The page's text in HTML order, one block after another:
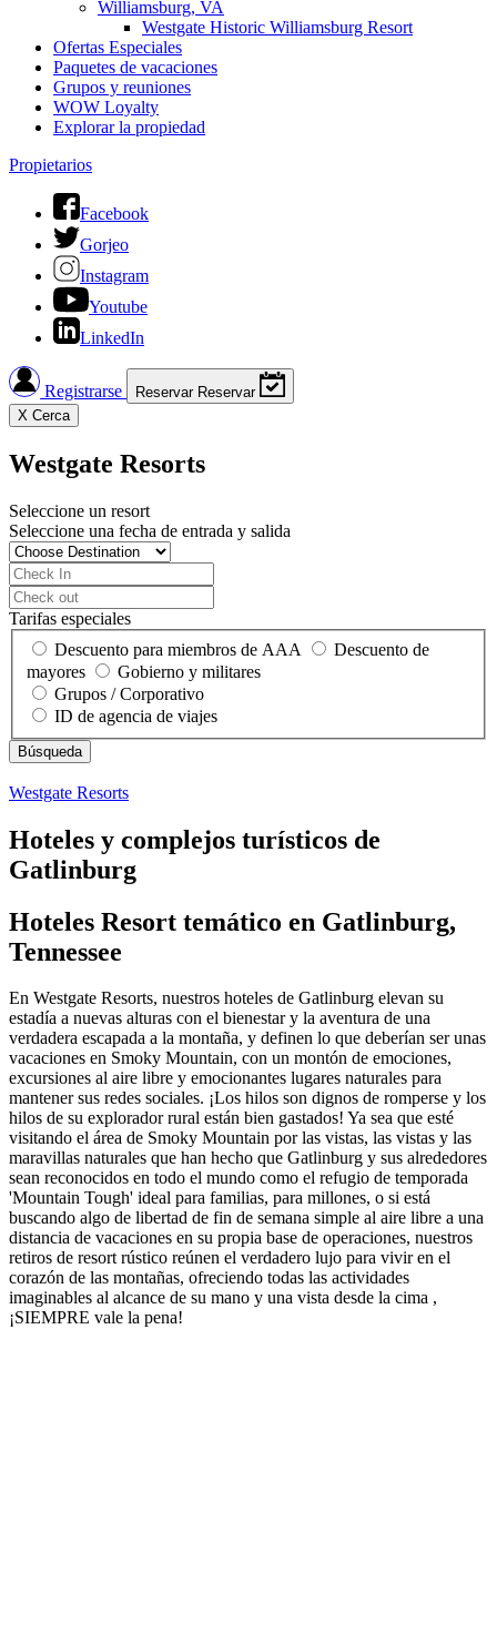
Williamsburg, VA
Westgate Historic Williamsburg Resort
Ofertas Especiales
Paquetes de vacaciones
Grupos y reuniones
WOW Loyalty
Explorar la propiedad
Propietarios
Facebook
Gorjeo
Instagram
Youtube
LinkedIn
Registrarse Reservar Reservar
X Cerca
Westgate Resorts
Seleccione un resort
Seleccione una fecha de entrada y salida
Tarifas especiales
Descuento para miembros de AAA
Descuento de
mayores
Gobierno y militares
Grupos / Corporativo
ID de agencia de viajes
Westgate Resorts
Hoteles y complejos turísticos de
Gatlinburg
Hoteles Resort temático en Gatlinburg,
Tennessee
En Westgate Resorts, nuestros hoteles de Gatlinburg elevan su
estadía a nuevas alturas con el bienestar y la aventura de una
verdadera escapada a la montaña, y definen lo que deberían ser unas
vacaciones en Smoky Mountain, con un montón de emociones,
excursiones al aire libre y emocionantes lugares naturales para
mantener sus redes sociales. ¡Los hilos son dignos de romperse y los
hilos de su explorador rural están bien gastados! Ya sea que esté
visitando el área de Smoky Mountain por las vistas, las vistas y las
maravillas naturales que han hecho que Gatlinburg y sus alrededores
sean reconocidos en todo el mundo como el refugio de temporada
'Mountain Tough' ideal para familias, para millones, o si está
buscando algo de libertad de fin de semana simple al aire libre a una
distancia de vacaciones en su propia base de operaciones, nuestros
retiros de resort rústico reúnen el verdadero lujo para vivir en el
corazón de las montañas, ofreciendo todas las actividades
imaginables al alcance de su mano y una vista desde la cima ,
¡SIEMPRE vale la pena!